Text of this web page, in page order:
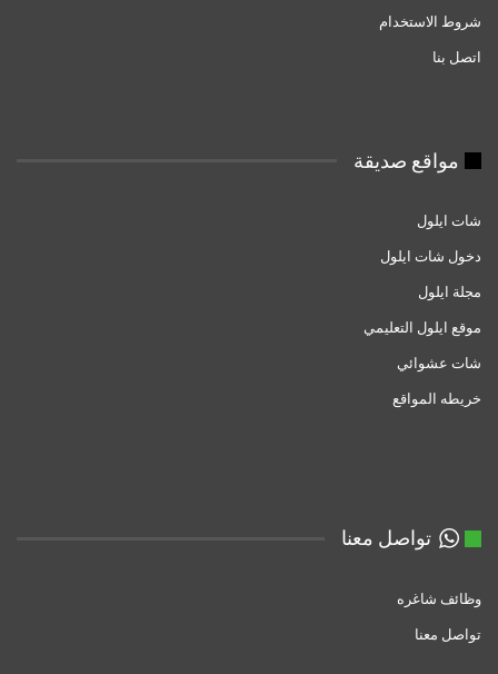
شروط الاستخدام
اتصل بنا
مواقع صديقة
شات ايلول
دخول شات ايلول
مجلة ايلول
موقع ايلول التعليمي
شات عشوائي
خريطه المواقع
تواصل معنا
وظائف شاغره
تواصل معنا